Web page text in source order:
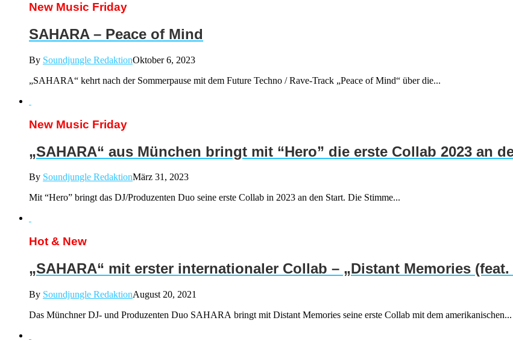
New Music Friday
SAHARA – Peace of Mind
By Soundjungle RedaktionOktober 6, 2023
„SAHARA“ kehrt nach der Sommerpause mit dem Future Techno / Rave-Track „Peace of Mind“ über die...
New Music Friday
„SAHARA“ aus München bringt mit “Hero” die erste Collab 2023 an
By Soundjungle RedaktionMärz 31, 2023
Mit “Hero” bringt das DJ/Produzenten Duo seine erste Collab in 2023 an den Start. Die Stimme...
Hot & New
„SAHARA“ mit erster internationaler Collab – „Distant Memories
By Soundjungle RedaktionAugust 20, 2021
Das Münchner DJ- und Produzenten Duo SAHARA bringt mit Distant Memories seine erste Collab mit dem amerikanischen...